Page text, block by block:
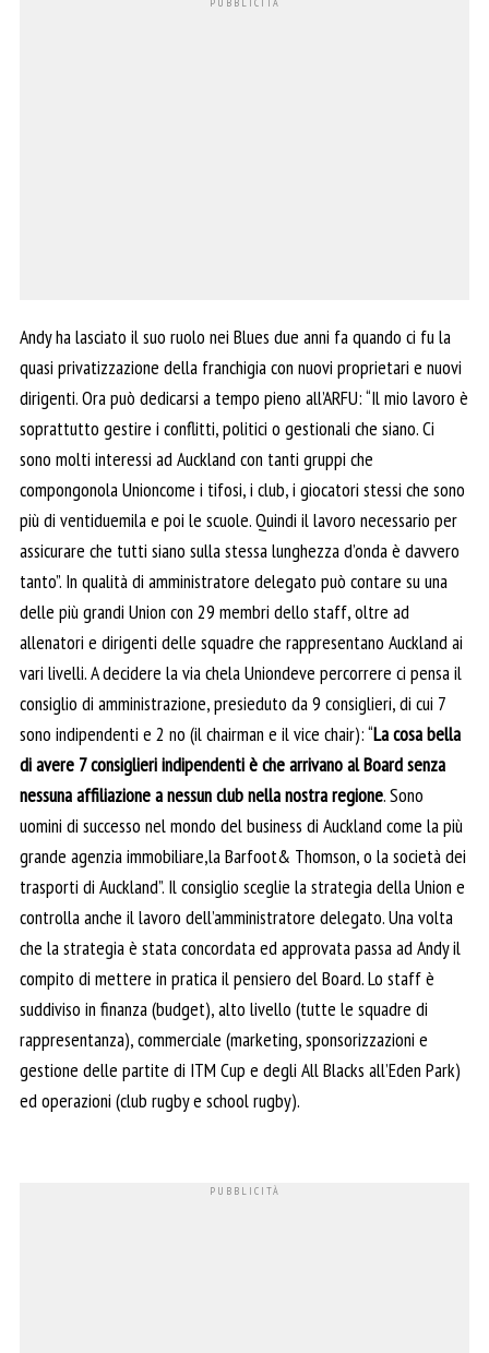
Andy ha lasciato il suo ruolo nei Blues due anni fa quando ci fu la
quasi privatizzazione della franchigia con nuovi proprietari e nuovi
dirigenti. Ora può dedicarsi a tempo pieno all’ARFU: “Il mio lavoro è
soprattutto gestire i conflitti, politici o gestionali che siano. Ci
sono molti interessi ad Auckland con tanti gruppi che
compongonola Unioncome i tifosi, i club, i giocatori stessi che sono
più di ventiduemila e poi le scuole. Quindi il lavoro necessario per
assicurare che tutti siano sulla stessa lunghezza d’onda è davvero
tanto”. In qualità di amministratore delegato può contare su una
delle più grandi Union con 29 membri dello staff, oltre ad
allenatori e dirigenti delle squadre che rappresentano Auckland ai
vari livelli. A decidere la via chela Uniondeve percorrere ci pensa il
consiglio di amministrazione, presieduto da 9 consiglieri, di cui 7
sono indipendenti e 2 no (il chairman e il vice chair): “La cosa bella
di avere 7 consiglieri indipendenti è che arrivano al Board senza
nessuna affiliazione a nessun club nella nostra regione. Sono
uomini di successo nel mondo del business di Auckland come la più
grande agenzia immobiliare,la Barfoot& Thomson, o la società dei
trasporti di Auckland”. Il consiglio sceglie la strategia della Union e
controlla anche il lavoro dell’amministratore delegato. Una volta
che la strategia è stata concordata ed approvata passa ad Andy il
compito di mettere in pratica il pensiero del Board. Lo staff è
suddiviso in finanza (budget), alto livello (tutte le squadre di
rappresentanza), commerciale (marketing, sponsorizzazioni e
gestione delle partite di ITM Cup e degli All Blacks all’Eden Park)
ed operazioni (club rugby e school rugby).